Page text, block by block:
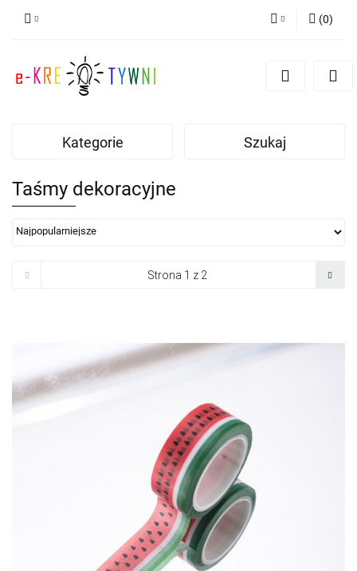
Zarejestruj się
(0)
Kategorie Szukaj
Taśmy dekoracyjne